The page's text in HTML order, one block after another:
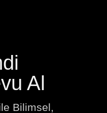
Al
Bilimsel,